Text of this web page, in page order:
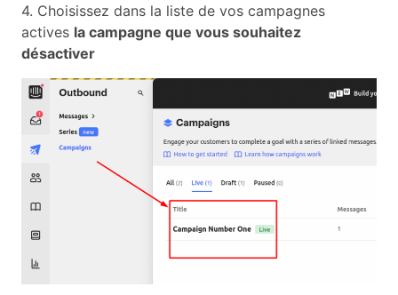
4. Choisissez dans la liste de vos campagnes
actives la campagne que vous souhaitez
désactiver